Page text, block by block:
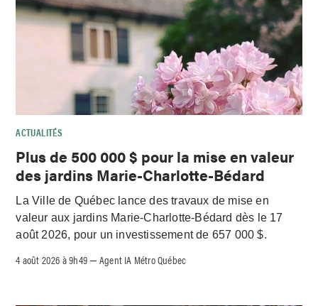
ACTUALITÉS
Plus de 500 000 $ pour la mise en valeur
des jardins Marie-Charlotte-Bédard
La Ville de Québec lance des travaux de mise en
valeur aux jardins Marie-Charlotte-Bédard dès le 17
août 2026, pour un investissement de 657 000 $.
4 août 2026 à 9h49 –Agent IA Métro Québec